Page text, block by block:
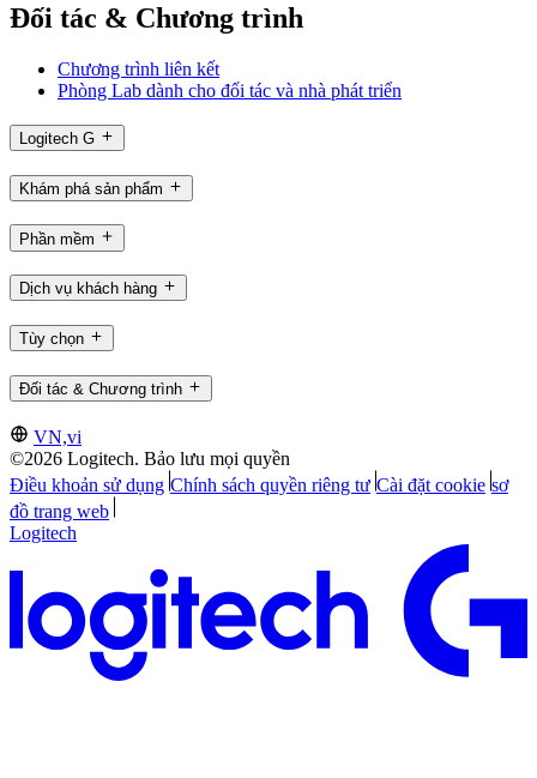
Đối tác & Chương trình
Chương trình liên kết
Phòng Lab dành cho đối tác và nhà phát triển
Logitech G
Khám phá sản phẩm
Phần mềm
Dịch vụ khách hàng
Tùy chọn
Đối tác & Chương trình
VN,vi
©2026 Logitech. Bảo lưu mọi quyền
Điều khoản sử dụng Chính sách quyền riêng tư Cài đặt cookie sơ
đồ trang web
Logitech